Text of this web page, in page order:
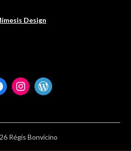
Design
InstagramWordPress
Régis Bonvicino